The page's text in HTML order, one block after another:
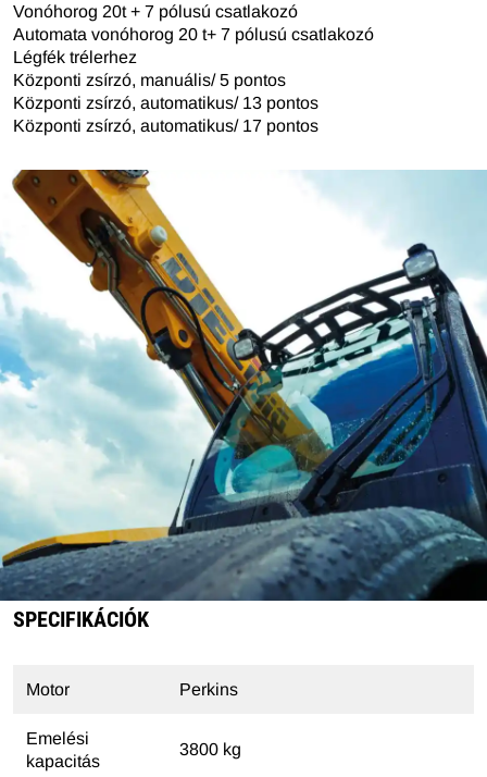
Vonóhorog 20t + 7 pólusú csatlakozó
Automata vonóhorog 20 t+ 7 pólusú csatlakozó
Légfék trélerhez
Központi zsírzó, manuális/ 5 pontos
Központi zsírzó, automatikus/ 13 pontos
Központi zsírzó, automatikus/ 17 pontos
SPECIFIKÁCIÓK
Motor Perkins
Emelési
kapacitás
3800 kg